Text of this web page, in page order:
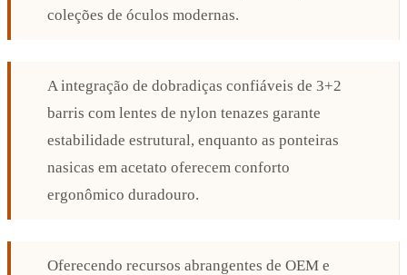
coleções de óculos modernas.
A integração de dobradiças confiáveis de 3+2
barris com lentes de nylon tenazes garante
estabilidade estrutural, enquanto as ponteiras
nasicas em acetato oferecem conforto
ergonômico duradouro.
Oferecendo recursos abrangentes de OEM e